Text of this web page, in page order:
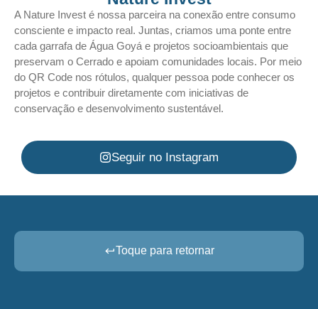
A Nature Invest é nossa parceira na conexão entre consumo
consciente e impacto real. Juntas, criamos uma ponte entre
cada garrafa de Água Goyá e projetos socioambientais que
preservam o Cerrado e apoiam comunidades locais. Por meio
do QR Code nos rótulos, qualquer pessoa pode conhecer os
projetos e contribuir diretamente com iniciativas de
conservação e desenvolvimento sustentável.
Seguir no Instagram
Toque para retornar